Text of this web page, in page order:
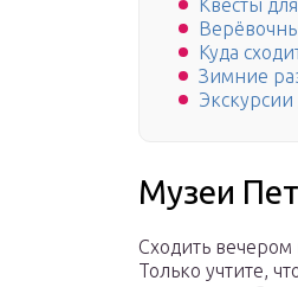
Квесты
Куда
Зимние
Экскурсии
Музеи
Сходить
Только учтите,